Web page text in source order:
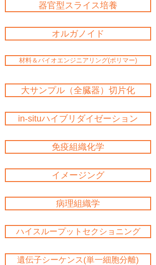
器官型スライス培養
オルガノイド
材料＆バイオエンジニアリング(ポリマー)
大サンプル（全臓器）切片化
in-situハイブリダイゼーション
免疫組織化学
イメージング
病理組織学
ハイスループットセクショニング
遺伝子シーケンス(単一細胞分離)